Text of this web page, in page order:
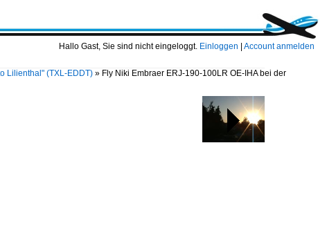
Hallo Gast, Sie sind nicht eingeloggt. Einloggen Account anmelden
Lilienthal" (TXL-EDDT) » Fly Niki Embraer ERJ-190-100LR OE-IHA bei der